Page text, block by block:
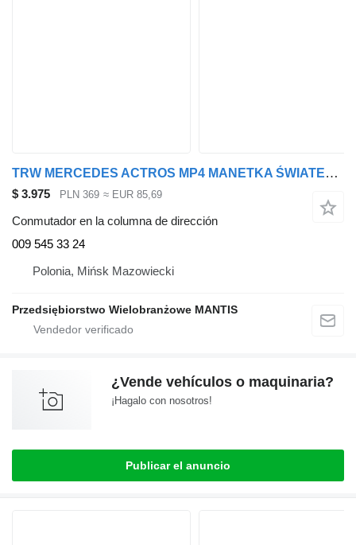
TRW MERCEDES ACTROS MP4 MANETKA ŚWIATEŁ WYCIERACZEK 009 545 33 24 conmutador en la columna de dirección para cabeza tractora
$ 3.975 PLN 369 ≈ EUR 85,69
Conmutador en la columna de dirección
009 545 33 24
Polonia, Mińsk Mazowiecki
Przedsiębiorstwo Wielobranżowe MANTIS
¿Vende vehículos o maquinaria?
¡Hagalo con nosotros!
Publicar el anuncio